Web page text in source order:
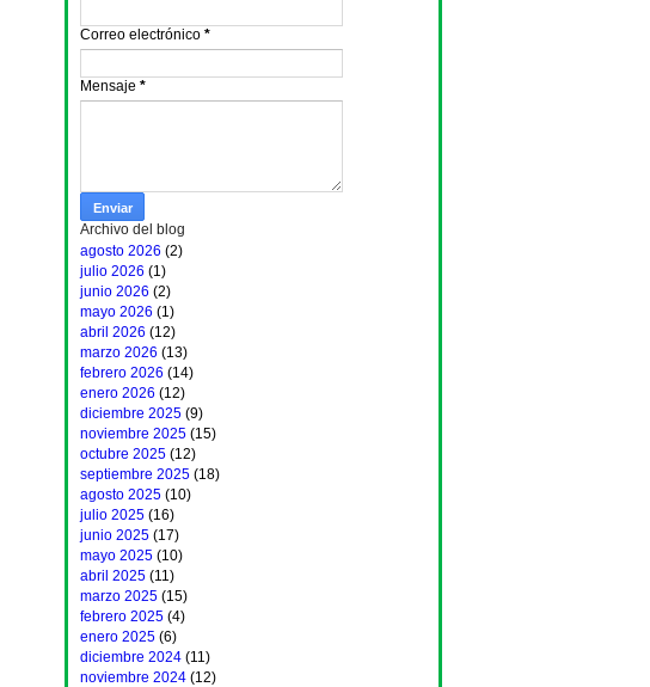
Correo electrónico *
Mensaje *
Archivo del blog
agosto 2026 (2)
julio 2026 (1)
junio 2026 (2)
mayo 2026 (1)
abril 2026 (12)
marzo 2026 (13)
febrero 2026 (14)
enero 2026 (12)
diciembre 2025 (9)
noviembre 2025 (15)
octubre 2025 (12)
septiembre 2025 (18)
agosto 2025 (10)
julio 2025 (16)
junio 2025 (17)
mayo 2025 (10)
abril 2025 (11)
marzo 2025 (15)
febrero 2025 (4)
enero 2025 (6)
diciembre 2024 (11)
noviembre 2024 (12)